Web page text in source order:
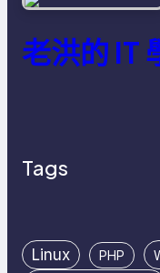
老洪的 IT
Tags
Linux PHP